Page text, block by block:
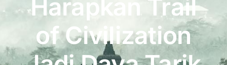
Publikasi
Peta Wisata
Harapkan Trail
of Civilization